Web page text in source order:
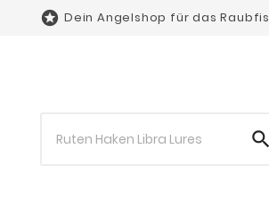
 Dein Angelshop für das
